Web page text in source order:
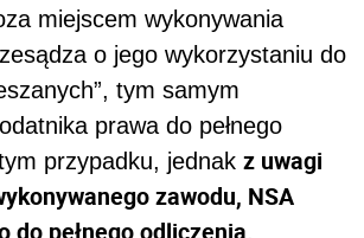
miejscem wykonywania
o jego wykorzystaniu do
tym samym
prawa do pełnego
przypadku, jednak z uwagi
zawodu, NSA
do pełnego odliczenia.